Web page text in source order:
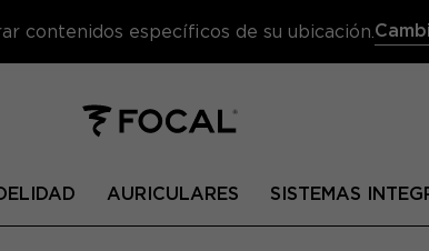
contenidos específicos de su ubicación.
AURICULARES SISTEMAS